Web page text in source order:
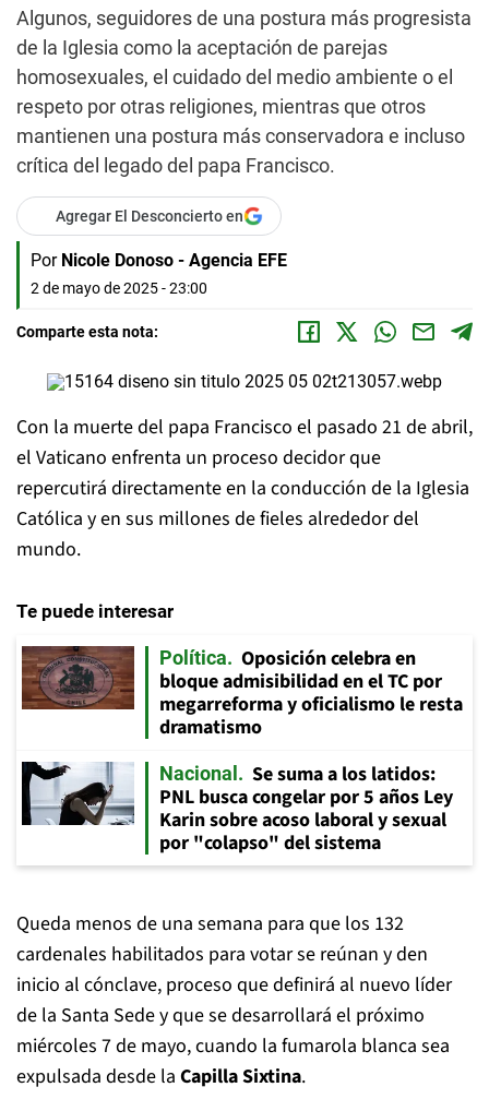
Algunos, seguidores de una postura más progresista
de la Iglesia como la aceptación de parejas
homosexuales, el cuidado del medio ambiente o el
respeto por otras religiones, mientras que otros
mantienen una postura más conservadora e incluso
crítica del legado del papa Francisco.
Agregar El Desconcierto en
Por Nicole Donoso - Agencia EFE
2 de mayo de 2025 - 23:00
Comparte esta nota:
Con la muerte del papa Francisco el pasado 21 de abril,
el Vaticano enfrenta un proceso decidor que
repercutirá directamente en la conducción de la Iglesia
Católica y en sus millones de fieles alrededor del
mundo.
Te puede interesar
Política
Oposición celebra en
bloque admisibilidad en el TC por
megarreforma y oficialismo le resta
dramatismo
Nacional
Se suma a los latidos:
PNL busca congelar por 5 años Ley
Karin sobre acoso laboral y sexual
por "colapso" del sistema
Queda menos de una semana para que los 132
cardenales habilitados para votar se reúnan y den
inicio al cónclave, proceso que definirá al nuevo líder
de la Santa Sede y que se desarrollará el próximo
miércoles 7 de mayo, cuando la fumarola blanca sea
expulsada desde la Capilla Sixtina.